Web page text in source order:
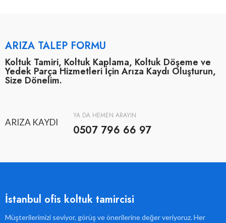
ARIZA TALEP FORMU
Koltuk Tamiri, Koltuk Kaplama, Koltuk Döşeme ve
Yedek Parça Hizmetleri İçin Arıza Kaydı Oluşturun,
Size Dönelim.
ARIZA KAYDI
YA DA HEMEN ARAYIN
0507 796 66 97
İstanbul ofis koltuk tamircisi
Müşterilerimizi seviyor, görüş ve önerilerine değer veriyoruz. Her